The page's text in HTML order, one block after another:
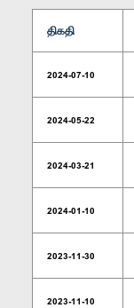
திகதி
2024-07-10
2024-05-22
2024-03-21
2024-01-10
2023-11-30
2023-11-10